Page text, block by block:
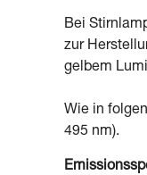
Bei
zur
gelbem
Wie in
495 nm).